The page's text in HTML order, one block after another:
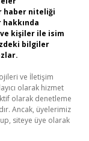
haber niteliği
kişiler ile isim
bilgiler
ve İletişim
olarak hizmet
olarak denetleme
Ancak, üyelerimiz
siteye üye olarak